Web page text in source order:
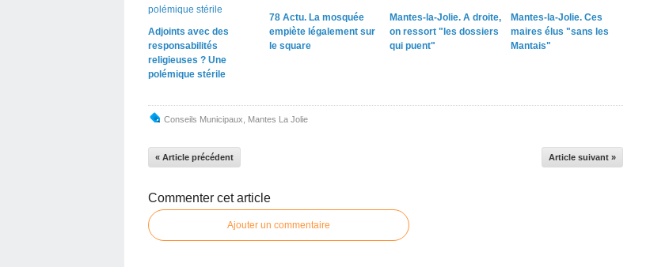
Adjoints avec des
responsabilités
religieuses ? Une
polémique stérile
78 Actu. La mosquée
empiète légalement sur
le square
Mantes-la-Jolie. A droite,
on ressort "les dossiers
qui puent"
Mantes-la-Jolie. Ces
maires élus "sans les
Mantais"
Conseils Municipaux Mantes La Jolie
« Article précédent Article suivant »
Commenter cet article
Ajouter un commentaire